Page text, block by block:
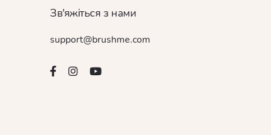
Зв'яжіться з нами
support@brushme.com